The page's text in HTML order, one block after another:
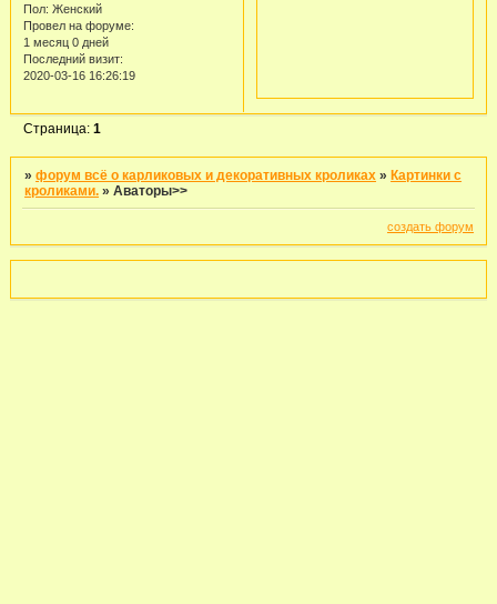
Пол: Женский
Провел на форуме:
1 месяц 0 дней
Последний визит:
2020-03-16 16:26:19
Страница:1
»форум всё о карликовых и декоративных кроликах » Картинки с
кроликами. »Аваторы>>
создать форум